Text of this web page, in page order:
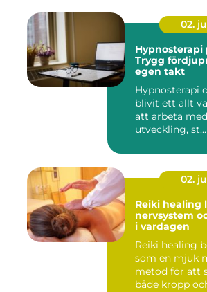
02.
Hypnosterapi
Trygg
egen takt
Hypnosterapi
blivit ett allt
att arbeta
utveckling, st...
02.
Reiki healing lugnare
nervsystem
i vardagen
Reiki healing
som en mjuk
metod för att
både kropp